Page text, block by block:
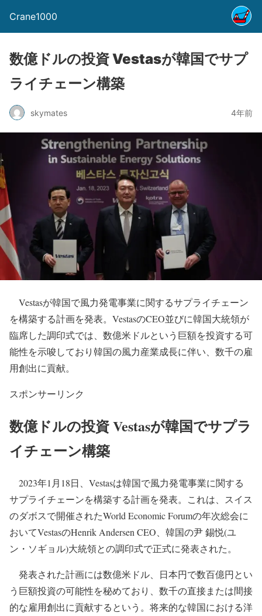
Crane1000
数億ドルの投資 Vestasが韓国でサプ
ライチェーン構築
skymates 4年前
Vestasが韓国で風力発電事業に関するサプライチェーン
を構築する計画を発表。VestasのCEO並びに韓国大統領が
臨席した調印式では、数億米ドルという巨額を投資する可
能性を示唆しており韓国の風力産業成長に伴い、数千の雇
用創出に貢献。
スポンサーリンク
数億ドルの投資 Vestasが韓国でサプラ
イチェーン構築
2023年1月18日、Vestasは韓国で風力発電事業に関する
サプライチェーンを構築する計画を発表。これは、スイス
のダボスで開催されたWorld Economic Forumの年次総会に
おいてVestasのHenrik Andersen CEO、韓国の尹 錫悦(ユ
ン・ソギョル)大統領との調印式で正式に発表された。
発表された計画には数億米ドル、日本円で数百億円とい
う巨額投資の可能性を秘めており、数千の直接または間接
的な雇用創出に貢献するという。将来的な韓国における洋